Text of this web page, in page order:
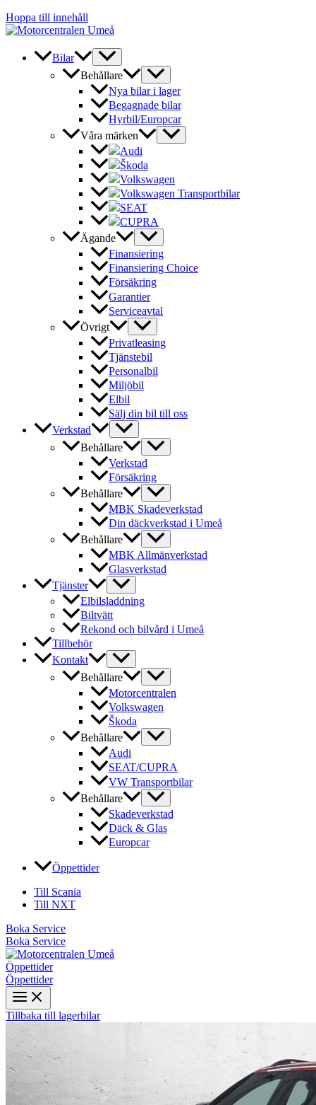
Hoppa till innehåll
Bilar
Behållare
Nya bilar i lager
Begagnade bilar
Hyrbil/Europcar
Våra märken
Audi
Škoda
Volkswagen
Volkswagen Transportbilar
SEAT
CUPRA
Ägande
Finansiering
Finansiering Choice
Försäkring
Garantier
Serviceavtal
Övrigt
Privatleasing
Tjänstebil
Personalbil
Miljöbil
Elbil
Sälj din bil till oss
Verkstad
Behållare
Verkstad
Försäkring
Behållare
MBK Skadeverkstad
Din däckverkstad i Umeå
Behållare
MBK Allmänverkstad
Glasverkstad
Tjänster
Elbilsladdning
Biltvätt
Rekond och bilvård i Umeå
Tillbehör
Kontakt
Behållare
Motorcentralen
Volkswagen
Škoda
Behållare
Audi
SEAT/CUPRA
VW Transportbilar
Behållare
Skadeverkstad
Däck & Glas
Europcar
Öppettider
Till Scania
Till NXT
Boka Service
Boka Service
Öppettider
Öppettider
Tillbaka till lagerbilar